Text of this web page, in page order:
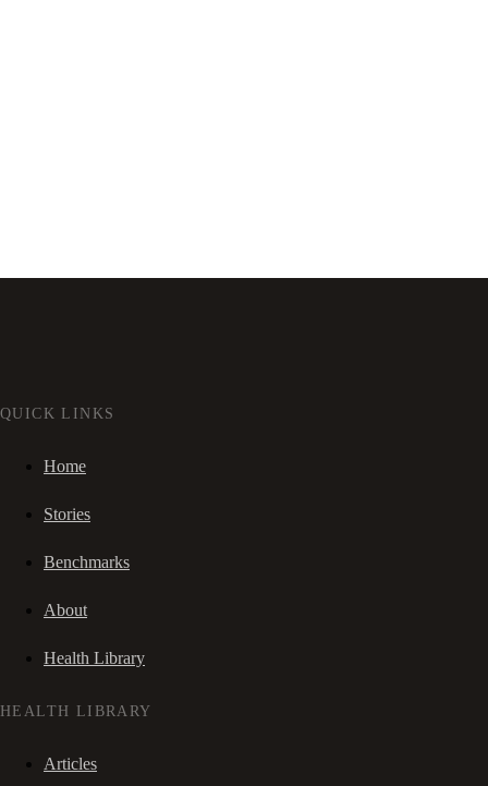
QUICK LINKS
Home
Stories
Benchmarks
About
Health Library
HEALTH LIBRARY
Articles